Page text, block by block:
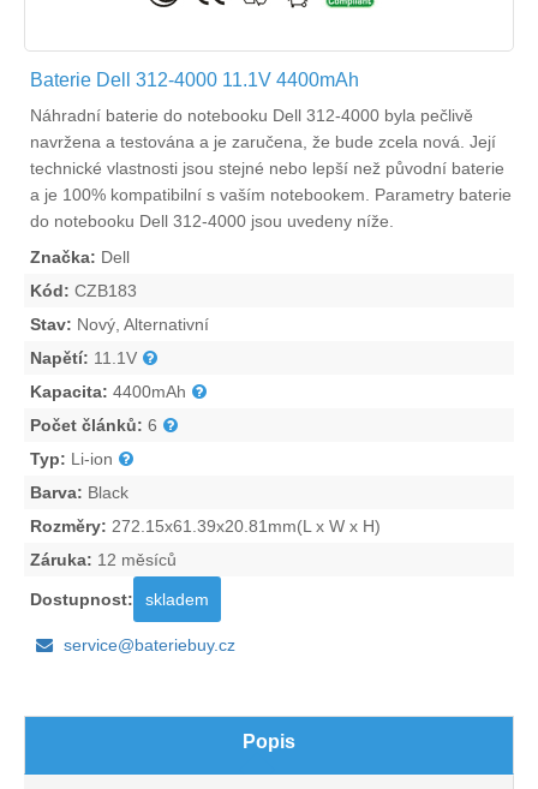
Baterie Dell 312-4000 11.1V 4400mAh
Náhradní baterie do notebooku Dell 312-4000 byla pečlivě
navržena a testována a je zaručena, že bude zcela nová. Její
technické vlastnosti jsou stejné nebo lepší než původní baterie
a je 100% kompatibilní s vaším notebookem. Parametry baterie
do notebooku Dell 312-4000 jsou uvedeny níže.
Značka: Dell
Kód: CZB183
Stav: Nový, Alternativní
Napětí: 11.1V
Kapacita: 4400mAh
Počet článků: 6
Typ: Li-ion
Barva: Black
Rozměry: 272.15x61.39x20.81mm(L x W x H)
Záruka: 12 měsíců
Dostupnost: skladem
service@bateriebuy.cz
Popis